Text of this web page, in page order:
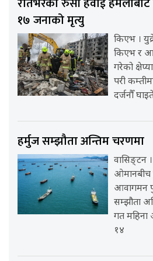
१७ जनाको मृत्यु
किएभ ।
किएभ र
गरेको
परी
दर्जनौँ
हर्मुज सम्झौता अन्तिम चरणमा
वासिङ्टन
ओमानबीच
आवागमन
सम्झौता
गत महिना
१४